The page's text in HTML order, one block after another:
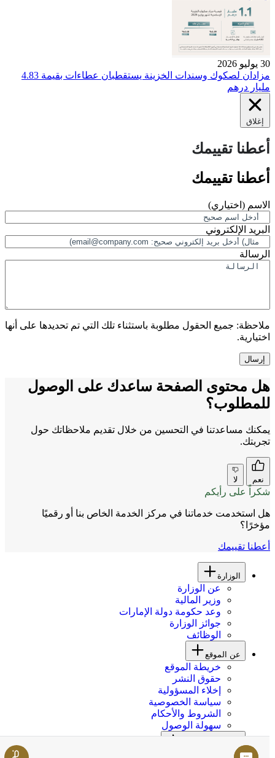
30 يوليو 2026
مزادان لصكوك وسندات الخزينة يستقطبان عطاءات بقيمة 4.83
مليار درهم
إغلاق
أعطنا تقييمك
أعطنا تقييمك
الاسم (اختياري)
البريد الإلكتروني
الرسالة
ملاحظة: جميع الحقول مطلوبة باستثناء تلك التي تم تحديدها على أنها
اختيارية.
هل محتوى الصفحة ساعدك على الوصول
للمطلوب؟
يمكنك مساعدتنا في التحسين من خلال تقديم ملاحظاتك حول
تجربتك.
نعم لا
شكراً على رأيكم
هل استخدمت خدماتنا في مركز الخدمة الخاص بنا أو رقميًا
مؤخرًا؟
أعطنا تقييمك
الوزارة
عن الوزارة
وزير المالية
وعد حكومة دولة الإمارات
جوائز الوزارة
الوظائف
عن الموقع
خريطة الموقع
حقوق النشر
إخلاء المسؤولية
سياسة الخصوصية
الشروط والأحكام
سهولة الوصول
المعلومات والدعم